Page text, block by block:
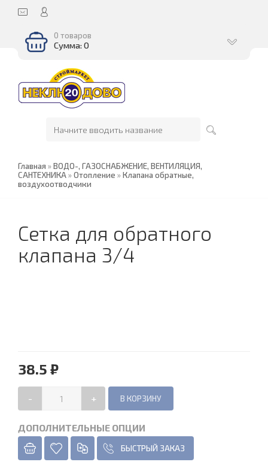
0 товаров
Сумма: 0
Главная »ВОДО-, ГАЗОСНАБЖЕНИЕ, ВЕНТИЛЯЦИЯ,
САНТЕХНИКА»Отопление »Клапана обратные,
воздухоотводчики
Сетка для обратного
клапана 3/4
38.5 ₽
- +
ДОПОЛНИТЕЛЬНЫЕ ОПЦИИ
БЫСТРЫЙ ЗАКАЗ